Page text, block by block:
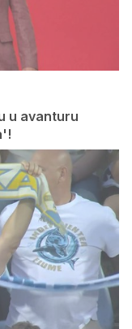
u avanturu